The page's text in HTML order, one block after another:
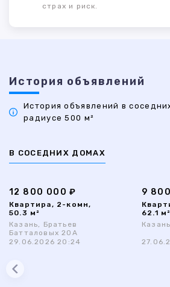
страх и риск.
История объявлений
История объявлений в
радиусе 500 м²
В СОСЕДНИХ ДОМАХ
12 800 000 ₽
Квартира, 2-комн,
50.3 м²
Казань, Братьев
Батталовых 20А
29.06.2026 20:24
9
62.1 м²